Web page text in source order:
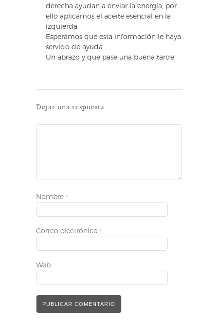
derecha ayudan a enviar la energía, por
ello aplicamos el aceite esencial en la
izquierda.
Esperamos que esta información le haya
servido de ayuda.
Un abrazo y que pase una buena tarde!
Dejar una respuesta
Nombre *
Correo electrónico *
Web